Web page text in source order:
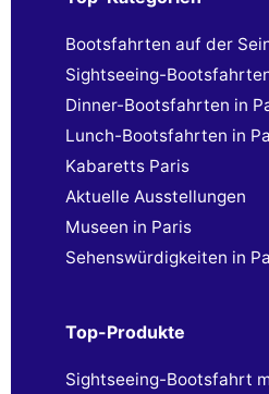
Bootsfahrten auf der
Sightseeing-
Dinner-Bootsfahrten in
Lunch-Bootsfahrten in
Kabaretts Paris
Aktuelle Ausstellungen
Museen in Paris
Sehenswürdigkeiten in
Top-Produkte
Sightseeing-Bootsfahrt